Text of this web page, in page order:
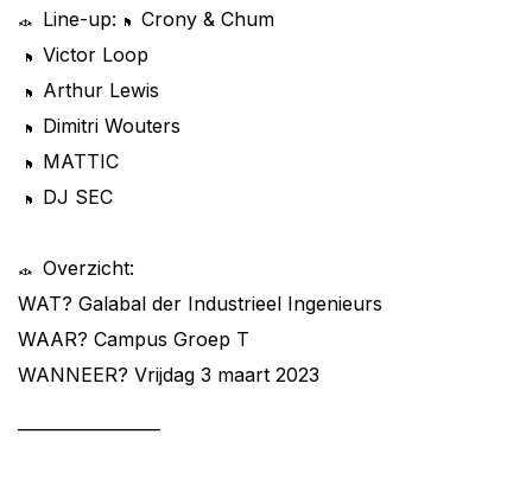
Line-up:
Crony & Chum
Victor Loop
Arthur Lewis
Dimitri Wouters
MATTIC
DJ SEC
Overzicht:
WAT? Galabal der Industrieel Ingenieurs
WAAR? Campus Groep T
WANNEER? Vrijdag 3 maart 2023
———————–